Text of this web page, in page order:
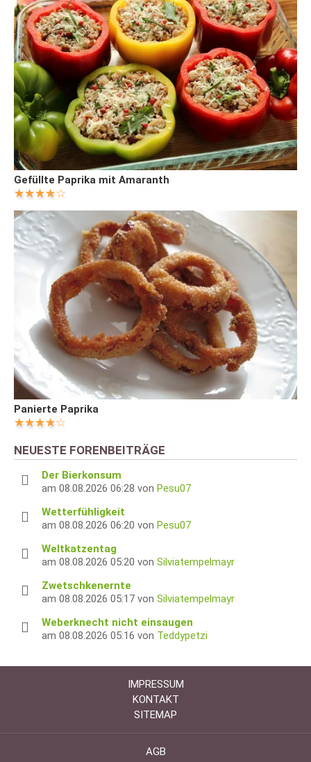
Gefüllte Paprika mit Amaranth
Panierte Paprika
NEUESTE FORENBEITRÄGE
Der Bierkonsum
am 08.08.2026 06:28 von Pesu07
Wetterfühligkeit
am 08.08.2026 06:20 von Pesu07
Weltkatzentag
am 08.08.2026 05:20 von Silviatempelmayr
Zwetschkenernte
am 08.08.2026 05:17 von Silviatempelmayr
Weberknecht nicht einsaugen
am 08.08.2026 05:16 von Teddypetzi
IMPRESSUM
KONTAKT
SITEMAP
AGB